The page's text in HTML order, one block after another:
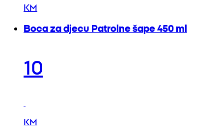
KM
Boca za djecu Patrolne šape 450 ml
10
KM